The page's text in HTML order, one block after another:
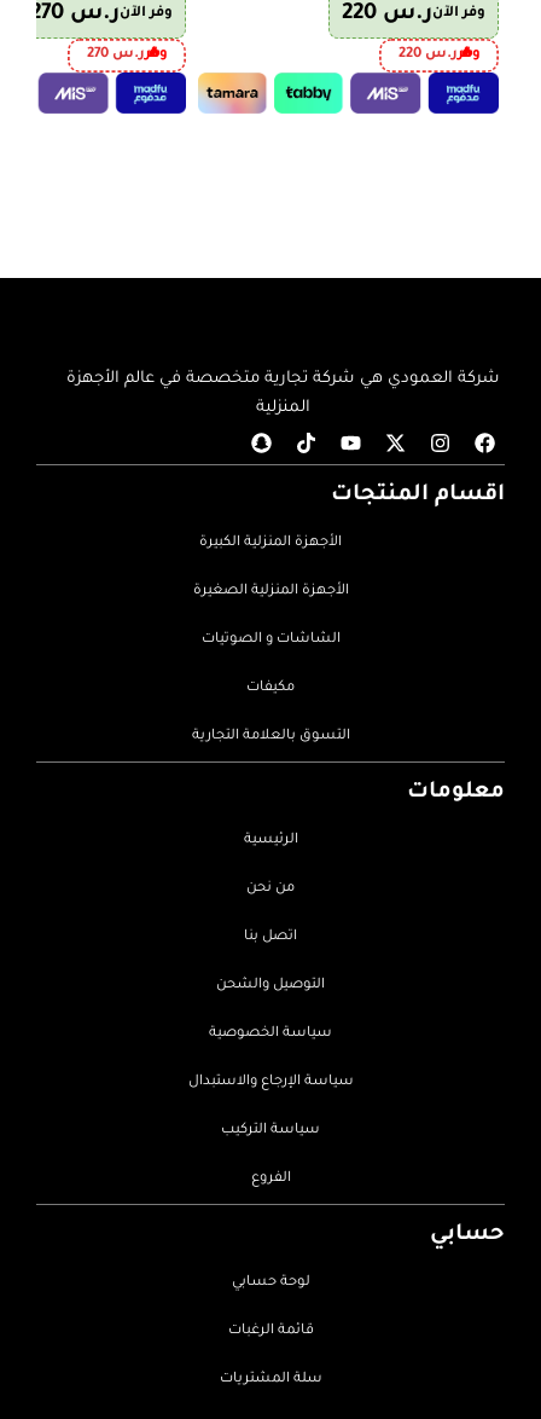
وفر الآنر.س
وفرر.س 220
وفر الآنر.س
وفرر.س 270
شركة العمودي هي شركة تجارية متخصصة في عالم الأجهزة
المنزلية
اقسام المنتجات
الأجهزة المنزلية الكبيرة
الأجهزة المنزلية الصغيرة
الشاشات و الصوتيات
مكيفات
التسوق بالعلامة التجارية
معلومات
الرئيسية
من نحن
اتصل بنا
التوصيل والشحن
سياسة الخصوصية
سياسة الإرجاع والاستبدال
سياسة التركيب
الفروع
حسابي
لوحة حسابي
قائمة الرغبات
سلة المشتريات